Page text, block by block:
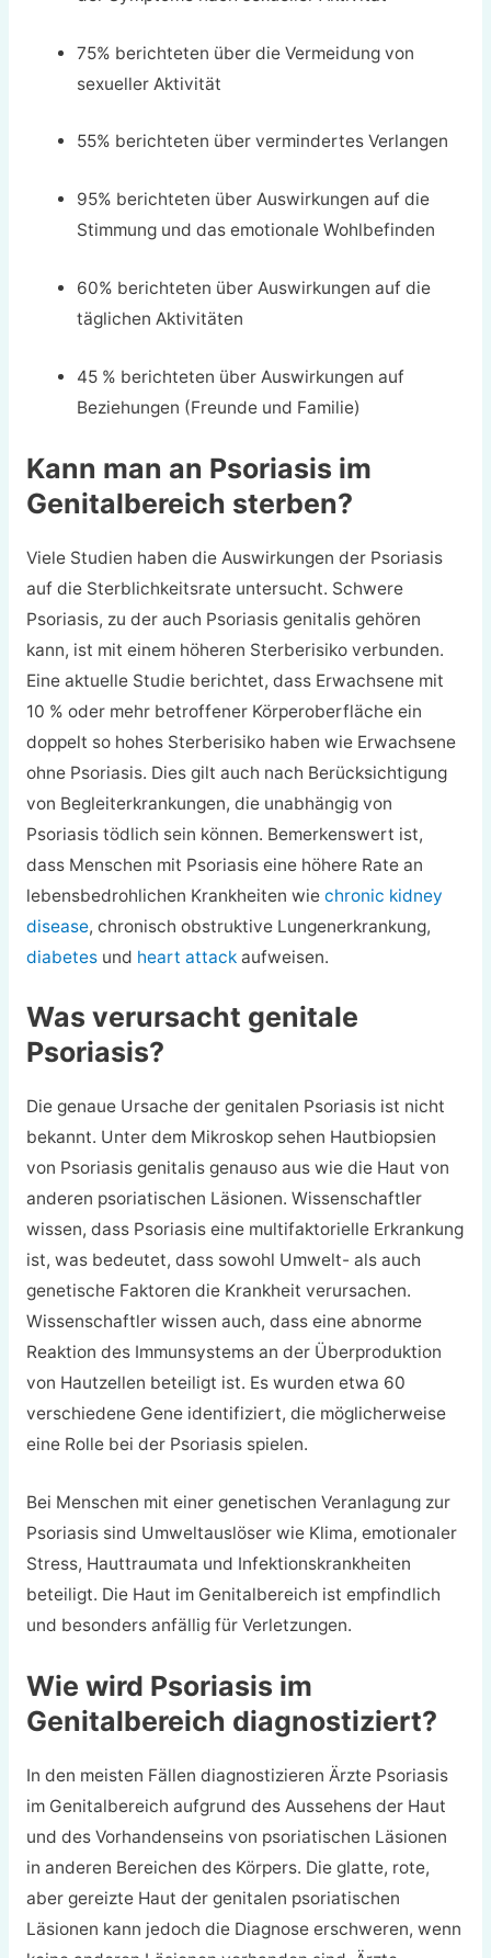
75% berichteten über die Vermeidung von
sexueller Aktivität
55% berichteten über vermindertes Verlangen
95% berichteten über Auswirkungen auf die
Stimmung und das emotionale Wohlbefinden
60% berichteten über Auswirkungen auf die
täglichen Aktivitäten
45 % berichteten über Auswirkungen auf
Beziehungen (Freunde und Familie)
Kann man an Psoriasis im
Genitalbereich sterben?
Viele Studien haben die Auswirkungen der Psoriasis
auf die Sterblichkeitsrate untersucht. Schwere
Psoriasis, zu der auch Psoriasis genitalis gehören
kann, ist mit einem höheren Sterberisiko verbunden.
Eine aktuelle Studie berichtet, dass Erwachsene mit
10 % oder mehr betroffener Körperoberfläche ein
doppelt so hohes Sterberisiko haben wie Erwachsene
ohne Psoriasis. Dies gilt auch nach Berücksichtigung
von Begleiterkrankungen, die unabhängig von
Psoriasis tödlich sein können. Bemerkenswert ist,
dass Menschen mit Psoriasis eine höhere Rate an
lebensbedrohlichen Krankheiten wie chronic kidney
disease, chronisch obstruktive Lungenerkrankung,
diabetesund heart attackaufweisen.
Was verursacht genitale
Psoriasis?
Die genaue Ursache der genitalen Psoriasis ist nicht
bekannt. Unter dem Mikroskop sehen Hautbiopsien
von Psoriasis genitalis genauso aus wie die Haut von
anderen psoriatischen Läsionen. Wissenschaftler
wissen, dass Psoriasis eine multifaktorielle Erkrankung
ist, was bedeutet, dass sowohl Umwelt- als auch
genetische Faktoren die Krankheit verursachen.
Wissenschaftler wissen auch, dass eine abnorme
Reaktion des Immunsystems an der Überproduktion
von Hautzellen beteiligt ist. Es wurden etwa 60
verschiedene Gene identifiziert, die möglicherweise
eine Rolle bei der Psoriasis spielen.
Bei Menschen mit einer genetischen Veranlagung zur
Psoriasis sind Umweltauslöser wie Klima, emotionaler
Stress, Hauttraumata und Infektionskrankheiten
beteiligt. Die Haut im Genitalbereich ist empfindlich
und besonders anfällig für Verletzungen.
Wie wird Psoriasis im
Genitalbereich diagnostiziert?
In den meisten Fällen diagnostizieren Ärzte Psoriasis
im Genitalbereich aufgrund des Aussehens der Haut
und des Vorhandenseins von psoriatischen Läsionen
in anderen Bereichen des Körpers. Die glatte, rote,
aber gereizte Haut der genitalen psoriatischen
Läsionen kann jedoch die Diagnose erschweren, wenn